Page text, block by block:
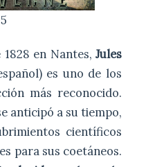
en Nantes, Jules
es uno de los
más reconocido.
anticipó a su tiempo,
científicos
para sus coetáneos.